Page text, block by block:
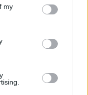
my Svaté Hory
pravidla soutěže.
i za předcházení